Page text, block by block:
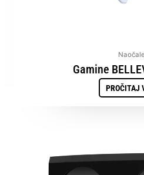
Naočale
Gamine
PROČITAJ